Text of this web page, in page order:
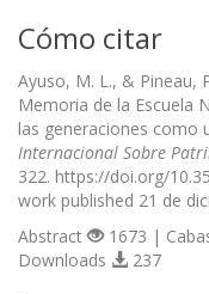
Cómo citar
Ayuso, M. L., & Pineau,
Memoria de la Escuela
las generaciones como
Internacional Sobre
322. https://doi.org/
work published 21 de
Abstract
1673 |
Downloads
237